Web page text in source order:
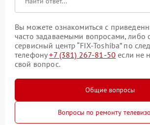
Вы можете ознакомиться с
часто задаваемыми вопросами, либо
сервисный центр “FIX-Toshiba” по
телефону+7 (381) 267-81-50 если не
свой вопрос.
Общие вопросы
Вопросы по ремонту